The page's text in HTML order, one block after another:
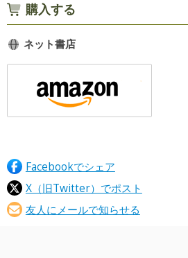
購入する
ネット書店
Facebookでシェア
X（旧Twitter）でポスト
友人にメールで知らせる